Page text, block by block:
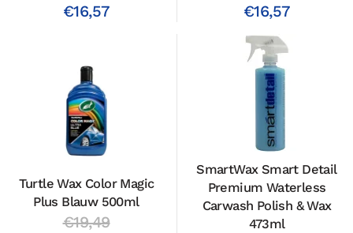
€16,57
€16,57
Turtle Wax Color Magic
Plus Blauw 500ml
€19,49
SmartWax Smart Detail
Premium Waterless
Carwash Polish & Wax
473ml